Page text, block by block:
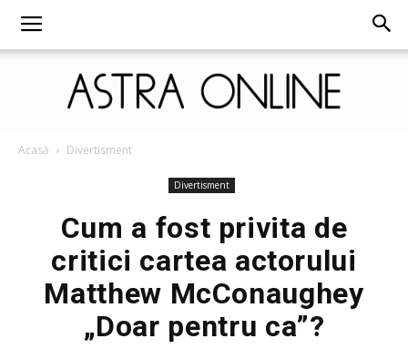
Online
Acasă Divertisment
Divertisment
Cum a fost privita de
critici cartea actorului
Matthew McConaughey
„Doar pentru ca”?